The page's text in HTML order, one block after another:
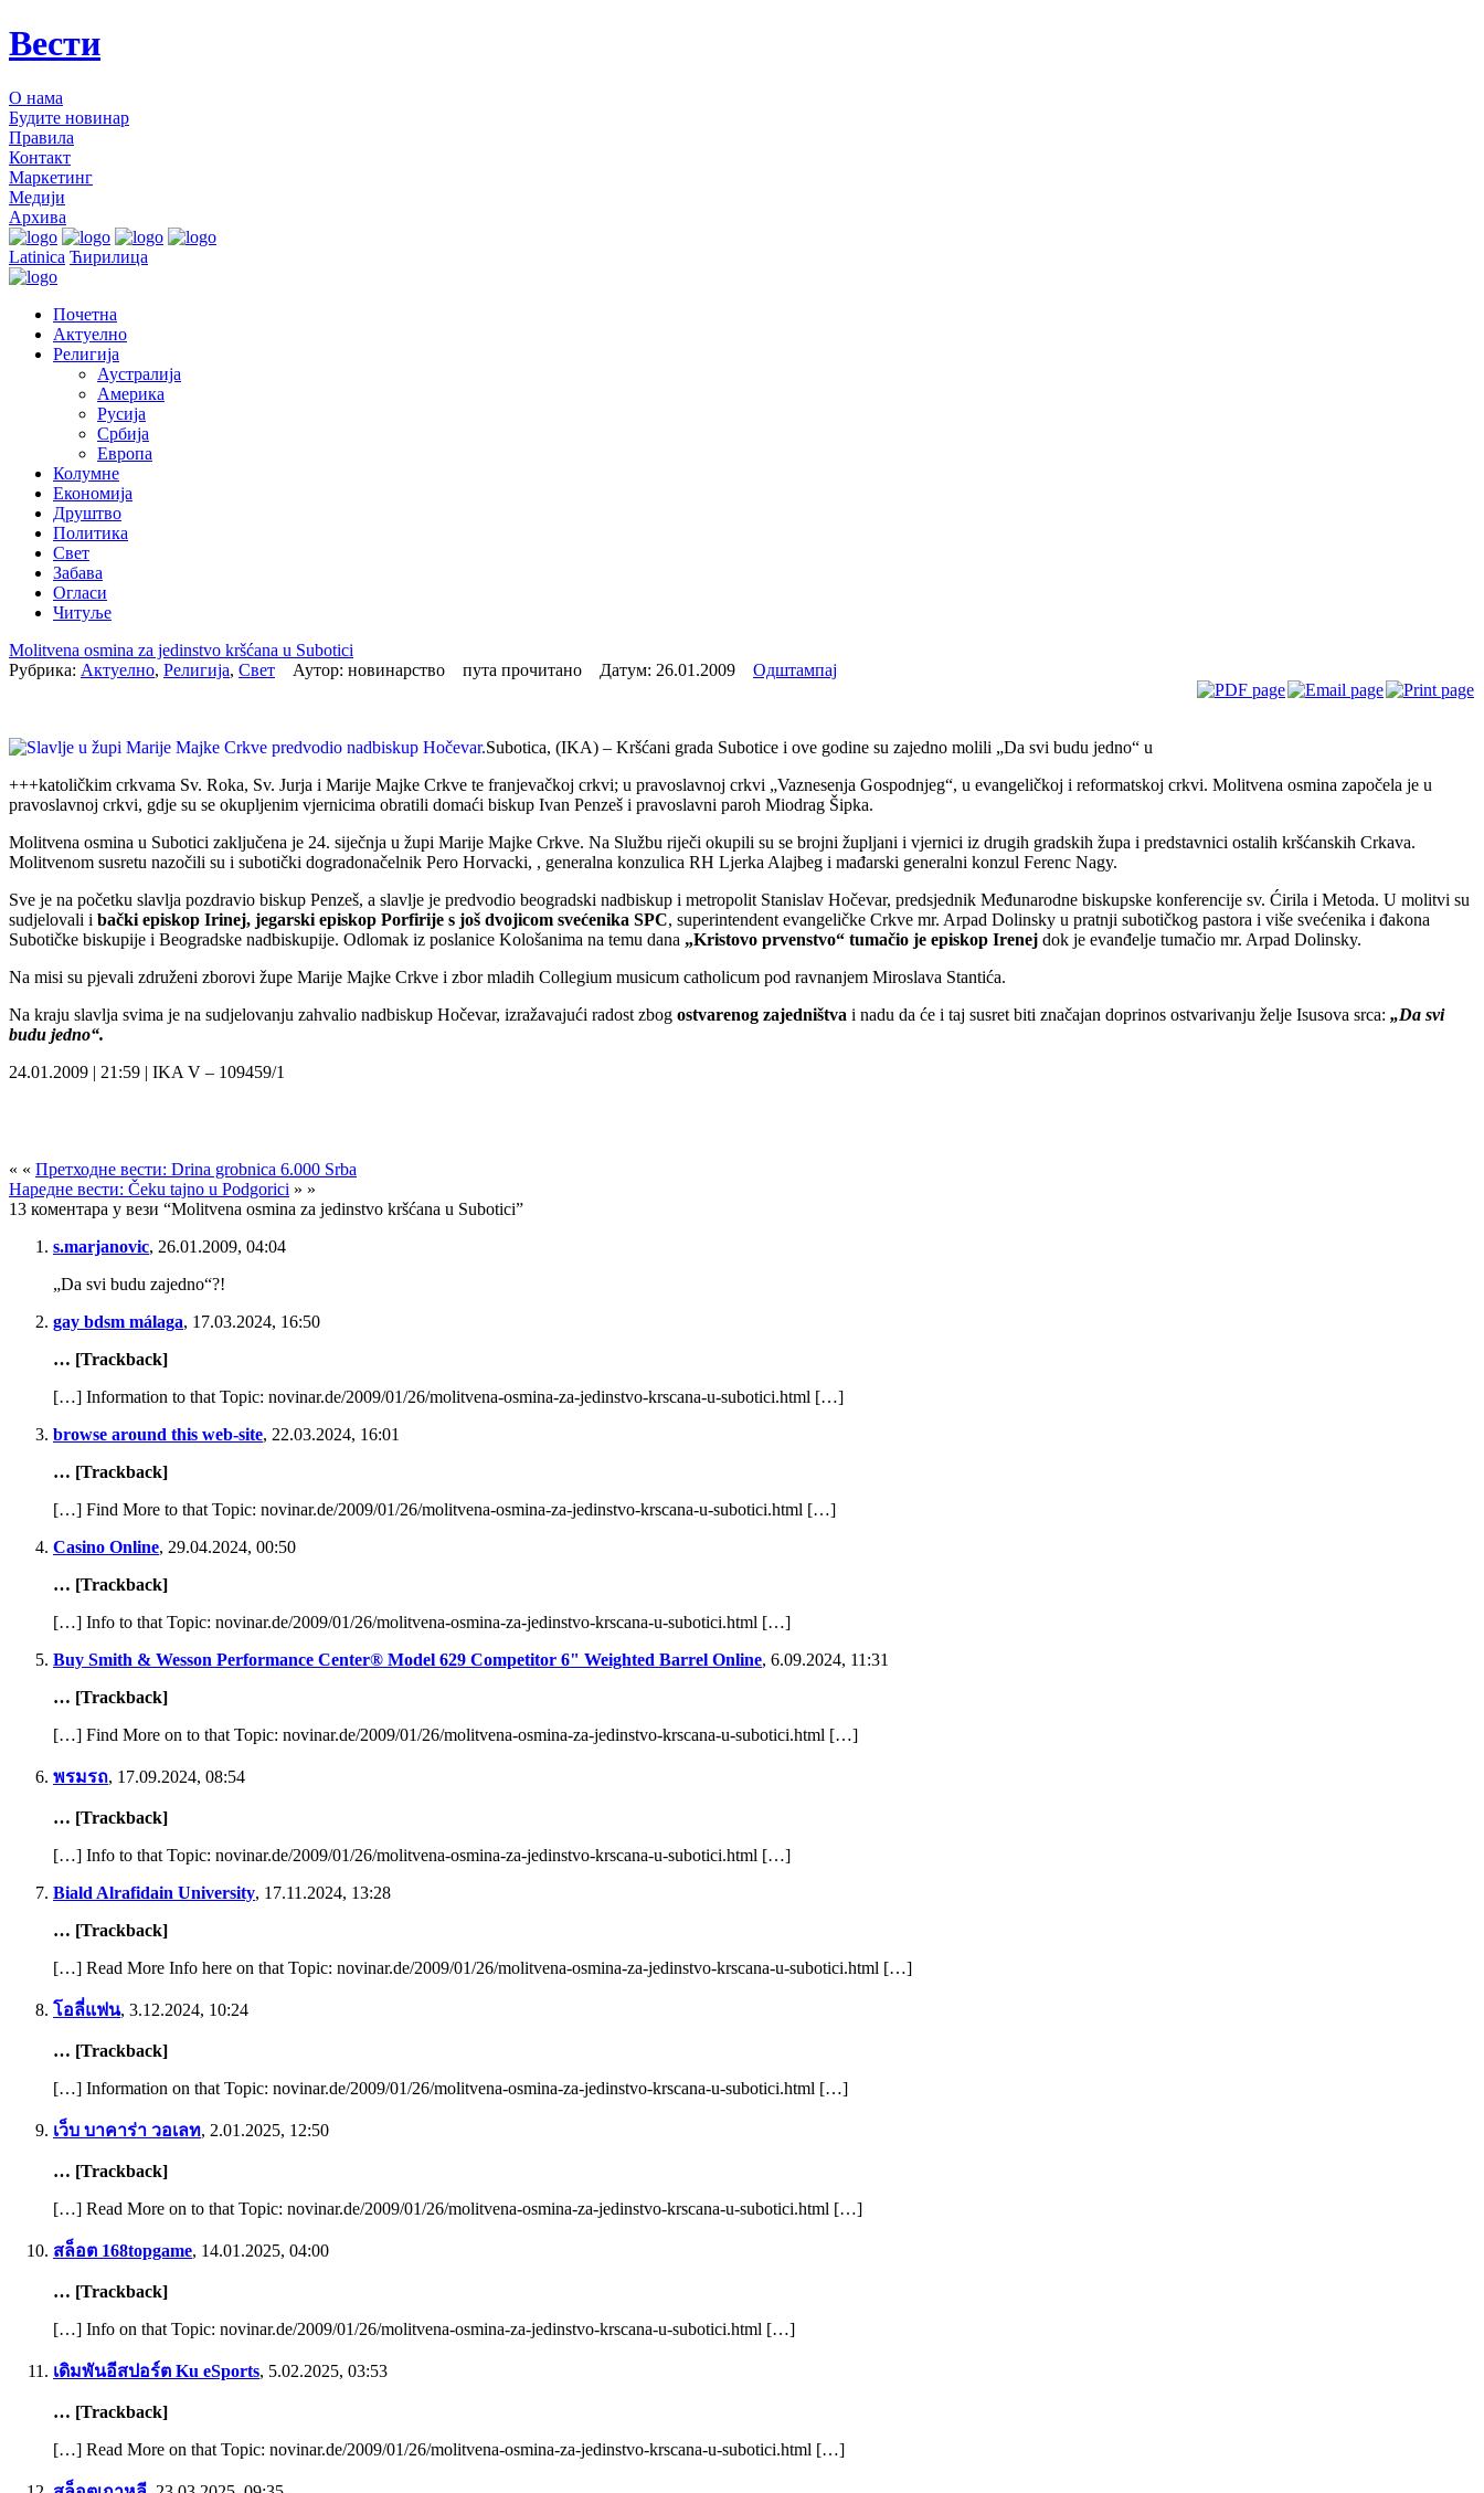
Вести
О нама
Будите новинар
Правила
Контакт
Маркетинг
Медији
Архива
Latinica Ћирилица
Почетна
Актуелно
Религија
Аустралија
Америка
Русија
Србија
Европа
Колумне
Економија
Друштво
Политика
Свет
Забава
Огласи
Читуље
Molitvena osmina za jedinstvo kršćana u Subotici
Рубрика: Актуелно, Религија, Свет Аутор: новинарство пута прочитано Датум: 26.01.2009 Одштампај
Subotica, (IKA) – Kršćani grada Subotice i ove godine su zajedno molili „Da svi budu jedno“ u
+++katoličkim crkvama Sv. Roka, Sv. Jurja i Marije Majke Crkve te franjevačkoj crkvi; u pravoslavnoj crkvi „Vaznesenja Gospodnjeg“, u evangeličkoj i reformatskoj crkvi. Molitvena osmina započela je u
pravoslavnoj crkvi, gdje su se okupljenim vjernicima obratili domaći biskup Ivan Penzeš i pravoslavni paroh Miodrag Šipka.
Molitvena osmina u Subotici zaključena je 24. siječnja u župi Marije Majke Crkve. Na Službu riječi okupili su se brojni župljani i vjernici iz drugih gradskih župa i predstavnici ostalih kršćanskih Crkava.
Molitvenom susretu nazočili su i subotički dogradonačelnik Pero Horvacki, , generalna konzulica RH Ljerka Alajbeg i mađarski generalni konzul Ferenc Nagy.
Sve je na početku slavlja pozdravio biskup Penzeš, a slavlje je predvodio beogradski nadbiskup i metropolit Stanislav Hočevar, predsjednik Međunarodne biskupske konferencije sv. Ćirila i Metoda. U molitvi su
sudjelovali i bački episkop Irinej, jegarski episkop Porfirije s još dvojicom svećenika SPC, superintendent evangeličke Crkve mr. Arpad Dolinsky u pratnji subotičkog pastora i više svećenika i đakona
Subotičke biskupije i Beogradske nadbiskupije. Odlomak iz poslanice Kološanima na temu dana „Kristovo prvenstvo“ tumačio je episkop Irenej dok je evanđelje tumačio mr. Arpad Dolinsky.
Na misi su pjevali združeni zborovi župe Marije Majke Crkve i zbor mladih Collegium musicum catholicum pod ravnanjem Miroslava Stantića.
Na kraju slavlja svima je na sudjelovanju zahvalio nadbiskup Hočevar, izražavajući radost zbog ostvarenog zajedništva i nadu da će i taj susret biti značajan doprinos ostvarivanju želje Isusova srca: „Da svi
budu jedno“.
24.01.2009 | 21:59 | IKA V – 109459/1
« « Претходне вести: Drina grobnica 6.000 Srba
Наредне вести: Čeku tajno u Podgorici » »
13 коментара у вези “Molitvena osmina za jedinstvo kršćana u Subotici”
s.marjanovic, 26.01.2009, 04:04
„Da svi budu zajedno“?!
gay bdsm málaga, 17.03.2024, 16:50
… [Trackback]
[…] Information to that Topic: novinar.de/2009/01/26/molitvena-osmina-za-jedinstvo-krscana-u-subotici.html […]
browse around this web-site, 22.03.2024, 16:01
… [Trackback]
[…] Find More to that Topic: novinar.de/2009/01/26/molitvena-osmina-za-jedinstvo-krscana-u-subotici.html […]
Casino Online, 29.04.2024, 00:50
… [Trackback]
[…] Info to that Topic: novinar.de/2009/01/26/molitvena-osmina-za-jedinstvo-krscana-u-subotici.html […]
Buy Smith & Wesson Performance Center® Model 629 Competitor 6" Weighted Barrel Online, 6.09.2024, 11:31
… [Trackback]
[…] Find More on to that Topic: novinar.de/2009/01/26/molitvena-osmina-za-jedinstvo-krscana-u-subotici.html […]
พรมรถ, 17.09.2024, 08:54
… [Trackback]
[…] Info to that Topic: novinar.de/2009/01/26/molitvena-osmina-za-jedinstvo-krscana-u-subotici.html […]
Biald Alrafidain University, 17.11.2024, 13:28
… [Trackback]
[…] Read More Info here on that Topic: novinar.de/2009/01/26/molitvena-osmina-za-jedinstvo-krscana-u-subotici.html […]
โอลี่แฟน, 3.12.2024, 10:24
… [Trackback]
[…] Information on that Topic: novinar.de/2009/01/26/molitvena-osmina-za-jedinstvo-krscana-u-subotici.html […]
เว็บ บาคาร่า วอเลท, 2.01.2025, 12:50
… [Trackback]
[…] Read More on to that Topic: novinar.de/2009/01/26/molitvena-osmina-za-jedinstvo-krscana-u-subotici.html […]
สล็อต 168topgame, 14.01.2025, 04:00
… [Trackback]
[…] Info on that Topic: novinar.de/2009/01/26/molitvena-osmina-za-jedinstvo-krscana-u-subotici.html […]
เดิมพันอีสปอร์ต Ku eSports, 5.02.2025, 03:53
… [Trackback]
[…] Read More on that Topic: novinar.de/2009/01/26/molitvena-osmina-za-jedinstvo-krscana-u-subotici.html […]